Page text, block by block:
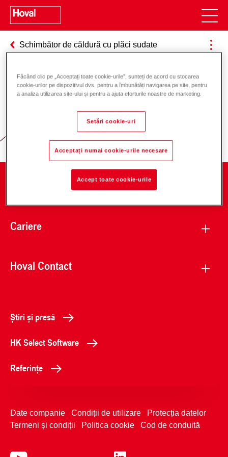
Schimbător de căldură cu plăci sudate
Responsabilitate pentru energie și
mediu
Cariere
Hoval Contact
Știri și presă
HK Select Software
Referințe
Date companie Condiții de utilizare
Protecția datelor
Termeni și condiții
Politica cookie Cod de conduită
Făcând clic pe „Acceptați toate cookie-urile”, sunteți de acord cu stocarea
cookie-urilor pe dispozitivul dvs. pentru a îmbunătăți navigarea pe site, pentru
a analiza utilizarea site-ului și pentru a ajuta eforturile noastre de marketing.
Setări cookie-uri
Acceptați numai cookie-urile necesare
Accept toate cookie-urile